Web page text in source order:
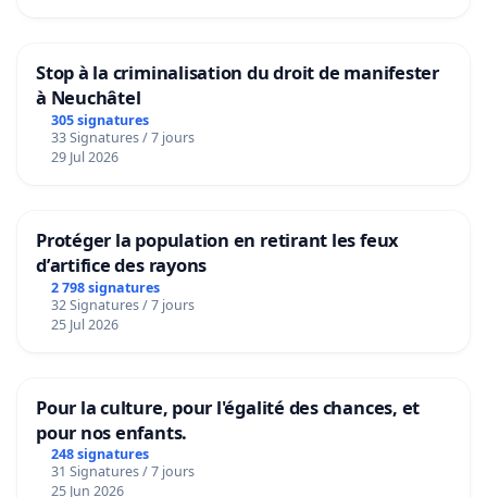
Stop à la criminalisation du droit de manifester
à Neuchâtel
305 signatures
33 Signatures / 7 jours
29 Jul 2026
Protéger la population en retirant les feux
d’artifice des rayons
2 798 signatures
32 Signatures / 7 jours
25 Jul 2026
Pour la culture, pour l'égalité des chances, et
pour nos enfants.
248 signatures
31 Signatures / 7 jours
25 Jun 2026